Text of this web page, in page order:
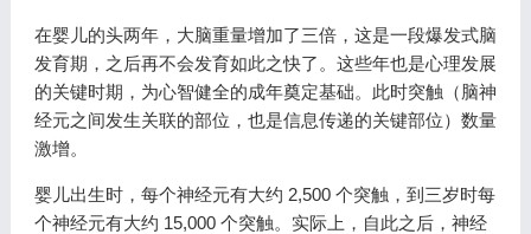
在婴儿的头两年，大脑重量增加了三倍，这是一段爆发式脑
发育期，之后再不会发育如此之快了。这些年也是心理发展
的关键时期，为心智健全的成年奠定基础。此时突触（脑神
经元之间发生关联的部位，也是信息传递的关键部位）数量
激增。
婴儿出生时，每个神经元有大约 2,500 个突触，到三岁时每
个神经元有大约 15,000 个突触。实际上，自此之后，神经